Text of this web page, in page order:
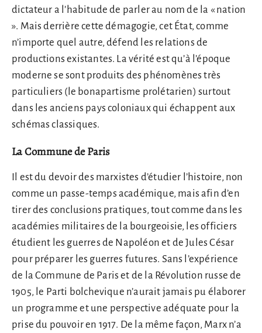
dictateur a l’habitude de parler au nom de la « nation
». Mais derrière cette démagogie, cet État, comme
n’importe quel autre, défend les relations de
productions existantes. La vérité est qu’à l’époque
moderne se sont produits des phénomènes très
particuliers (le bonapartisme prolétarien) surtout
dans les anciens pays coloniaux qui échappent aux
schémas classiques.
La Commune de Paris
Il est du devoir des marxistes d’étudier l’histoire, non
comme un passe-temps académique, mais afin d’en
tirer des conclusions pratiques, tout comme dans les
académies militaires de la bourgeoisie, les officiers
étudient les guerres de Napoléon et de Jules César
pour préparer les guerres futures. Sans l’expérience
de la Commune de Paris et de la Révolution russe de
1905, le Parti bolchevique n’aurait jamais pu élaborer
un programme et une perspective adéquate pour la
prise du pouvoir en 1917. De la même façon, Marx n’a